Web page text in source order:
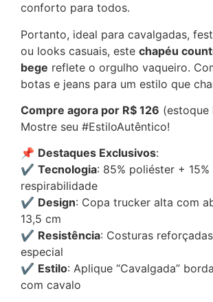
conforto para todos.
Portanto, ideal para cavalgadas,
ou looks casuais, este chapéu
bege reflete o orgulho vaqueiro.
botas e jeans para um estilo que
Compre agora por R$ 126 (estoque
Mostre seu #EstiloAutêntico!
📌 Destaques Exclusivos:
✔ Tecnologia: 85% poliéster +
respirabilidade
✔ Design: Copa trucker alta com
13,5 cm
✔ Resistência: Costuras
especial
✔ Estilo: Aplique “Cavalgada”
com cavalo